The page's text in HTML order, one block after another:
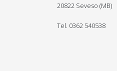
20822 Seveso (MB)
Tel. 0362 540538